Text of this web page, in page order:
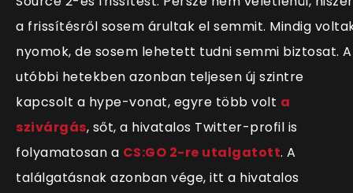
a frissítésről sosem árultak el semmit. Mindig
nyomok, de sosem lehetett tudni semmi biztosat.
utóbbi hetekben azonban teljesen új szintre
kapcsolt a hype-vonat, egyre több volt a
szivárgás, sőt, a hivatalos Twitter-profil is
folyamatosan a CS:GO 2-re utalgatott. A
találgatásnak azonban vége, itt a hivatalos